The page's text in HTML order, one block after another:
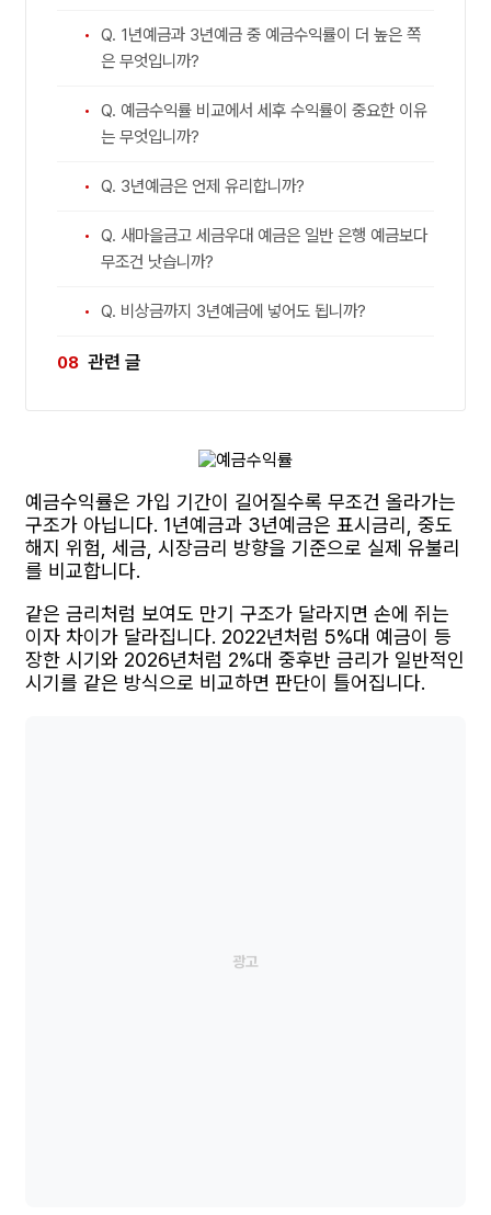
Q. 1년예금과 3년예금 중 예금수익률이 더 높은 쪽
은 무엇입니까?
Q. 예금수익률 비교에서 세후 수익률이 중요한 이유
는 무엇입니까?
Q. 3년예금은 언제 유리합니까?
Q. 새마을금고 세금우대 예금은 일반 은행 예금보다
무조건 낫습니까?
Q. 비상금까지 3년예금에 넣어도 됩니까?
관련 글
예금수익률은 가입 기간이 길어질수록 무조건 올라가는
구조가 아닙니다. 1년예금과 3년예금은 표시금리, 중도
해지 위험, 세금, 시장금리 방향을 기준으로 실제 유불리
를 비교합니다.
같은 금리처럼 보여도 만기 구조가 달라지면 손에 쥐는
이자 차이가 달라집니다. 2022년처럼 5%대 예금이 등
장한 시기와 2026년처럼 2%대 중후반 금리가 일반적인
시기를 같은 방식으로 비교하면 판단이 틀어집니다.